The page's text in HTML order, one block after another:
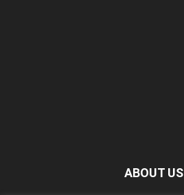
ABOUT US